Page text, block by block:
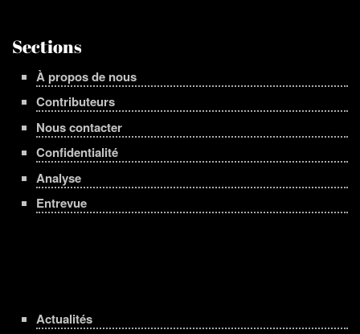
Sections
À propos de nous
Contributeurs
Nous contacter
Confidentialité
Analyse
Entrevue
Actualités